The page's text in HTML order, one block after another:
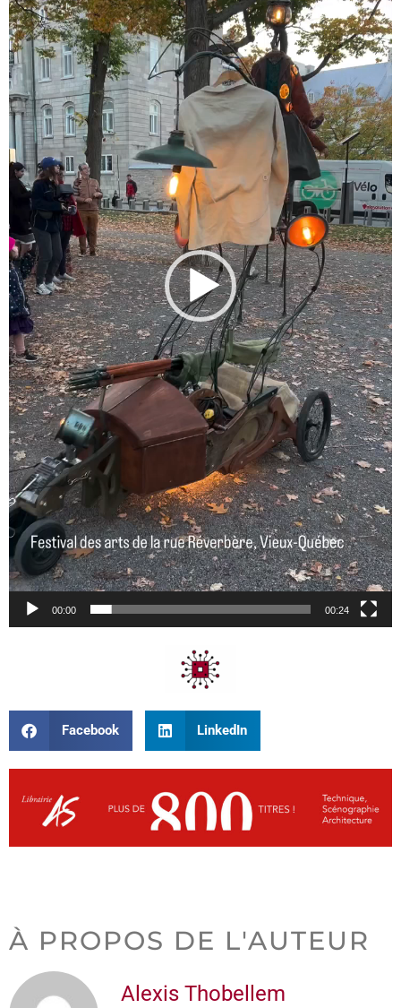
00:00 00:24
Facebook LinkedIn
À PROPOS DE L'AUTEUR
Alexis Thobellem